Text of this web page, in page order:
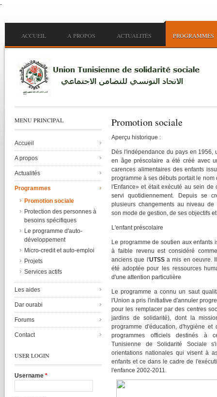
-
Main menu
ACCUEIL A PROPOS ACTUALITÉS PROGRAMMES
Promotion sociale
Aperçu historique :
Dès l'indépendance du pays en 1956,
en âge préscolaire a été créé avec
carences alimentaires des enfants
programme à ses débuts portait le
l'Enfance» et était exécuté au sein
servi quotidiennement. Depuis se
plusieurs changements au niveau
son mode de gestion, de ses objectifs
L'enfant préscolaire
Le programme de soutien aux enfants
à faible revenu est considéré
anciens que l'UTSSa mis en oeuvre.
été adoptée pour les ressources
d'une attention particulière
Le programme a connu un saut
l'Union a pris l'initiative d'annuler
pour les remplacer par des centres
jardins de solidarité), dont la
programme d'éducation, d'hygiène et
programmes officiels destinés à
Tunisienne de Solidarité Sociale
orientations nationales qui visent à
enfants et ce dans le cadre de
l'enfance 2002-2011.
MENU PRINCIPAL
Accueil
A propos
Actualités
Programmes
Promotion sociale
Protection des personnes à
besoins spécifiques
Le programme d'auto-
développement
Micro-credit et auto-emploi
Projets
Services actifs
Les aides
Dar ourabi
Forums
Contact
USER LOGIN
Username *